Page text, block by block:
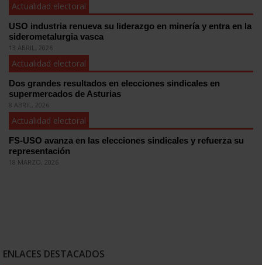
Actualidad electoral
USO industria renueva su liderazgo en minería y entra en la
siderometalurgia vasca
13 ABRIL, 2026
Actualidad electoral
Dos grandes resultados en elecciones sindicales en
supermercados de Asturias
8 ABRIL, 2026
Actualidad electoral
FS-USO avanza en las elecciones sindicales y refuerza su
representación
18 MARZO, 2026
ENLACES DESTACADOS